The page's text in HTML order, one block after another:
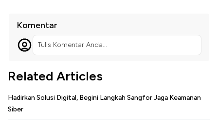
Komentar
Tulis Komentar Anda...
Related Articles
Hadirkan Solusi Digital, Begini Langkah Sangfor Jaga Keamanan
Siber